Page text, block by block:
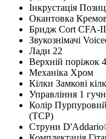
Інкрустація
Окантовка
Бридж Cort CFA-
Звукознімачі
Лади 22
Верхній поріжок
Механіка Хром
Кілки Замкові
Управління 1
Колір
(TCP)
Струни